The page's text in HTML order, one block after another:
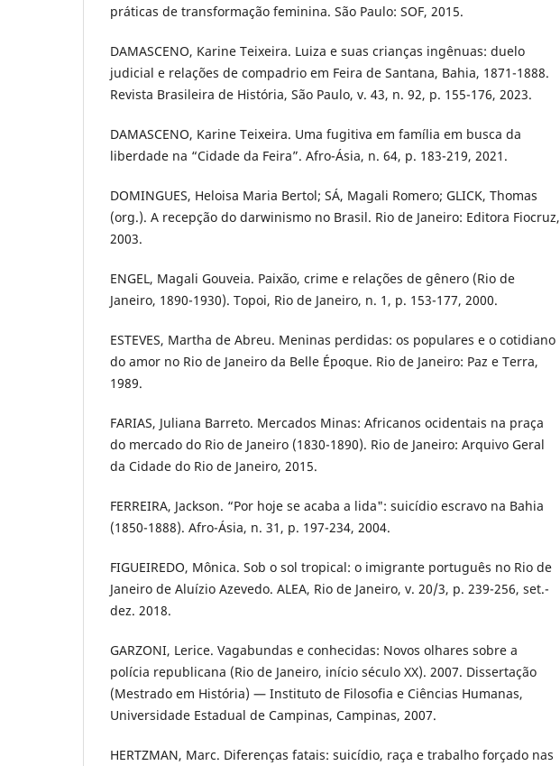
práticas de transformação feminina. São Paulo: SOF, 2015.
DAMASCENO, Karine Teixeira. Luiza e suas crianças ingênuas: duelo
judicial e relações de compadrio em Feira de Santana, Bahia, 1871-1888.
Revista Brasileira de História, São Paulo, v. 43, n. 92, p. 155-176, 2023.
DAMASCENO, Karine Teixeira. Uma fugitiva em família em busca da
liberdade na “Cidade da Feira”. Afro-Ásia, n. 64, p. 183-219, 2021.
DOMINGUES, Heloisa Maria Bertol; SÁ, Magali Romero; GLICK, Thomas
(org.). A recepção do darwinismo no Brasil. Rio de Janeiro: Editora Fiocruz,
2003.
ENGEL, Magali Gouveia. Paixão, crime e relações de gênero (Rio de
Janeiro, 1890-1930). Topoi, Rio de Janeiro, n. 1, p. 153-177, 2000.
ESTEVES, Martha de Abreu. Meninas perdidas: os populares e o cotidiano
do amor no Rio de Janeiro da Belle Époque. Rio de Janeiro: Paz e Terra,
1989.
FARIAS, Juliana Barreto. Mercados Minas: Africanos ocidentais na praça
do mercado do Rio de Janeiro (1830-1890). Rio de Janeiro: Arquivo Geral
da Cidade do Rio de Janeiro, 2015.
FERREIRA, Jackson. “Por hoje se acaba a lida": suicídio escravo na Bahia
(1850-1888). Afro-Ásia, n. 31, p. 197-234, 2004.
FIGUEIREDO, Mônica. Sob o sol tropical: o imigrante português no Rio de
Janeiro de Aluízio Azevedo. ALEA, Rio de Janeiro, v. 20/3, p. 239-256, set.-
dez. 2018.
GARZONI, Lerice. Vagabundas e conhecidas: Novos olhares sobre a
polícia republicana (Rio de Janeiro, início século XX). 2007. Dissertação
(Mestrado em História) — Instituto de Filosofia e Ciências Humanas,
Universidade Estadual de Campinas, Campinas, 2007.
HERTZMAN, Marc. Diferenças fatais: suicídio, raça e trabalho forçado nas